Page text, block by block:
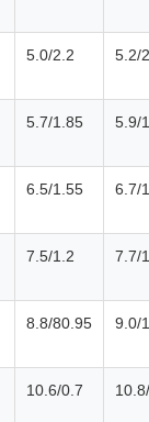
5.0/2.2 5.2/
5.7/1.85 5.9/
6.5/1.55 6.7/
7.5/1.2 7.7/
8.8/80.95 9.0/
10.6/0.7